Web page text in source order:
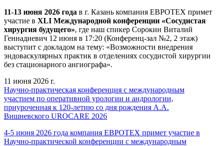
11-13 июня 2026 года в г. Казань компания ЕВРОТЕХ примет
участие в XLI Международной конференции «Сосудистая
хирургия будущего», где наш спикер Сорокин Виталий
Геннадиевич 12 июня в 17:20 (Конференц-зал №2, 2 этаж)
выступит с докладом на тему: «Возможности внедрения
эндоваскулярных практик в отделениях сосудистой хирургии
без стационарного ангиографа».
11 июня 2026 г.
Научно-практическая конференция с международным
участием по оперативной урологии и андрологии,
приуроченная к 120-летию со дня рождения А.А.
Вишневского UROCARE 2026
4-5 июня 2026 года компания ЕВРОТЕХ примет участие в
Научно-практической конференции с международным